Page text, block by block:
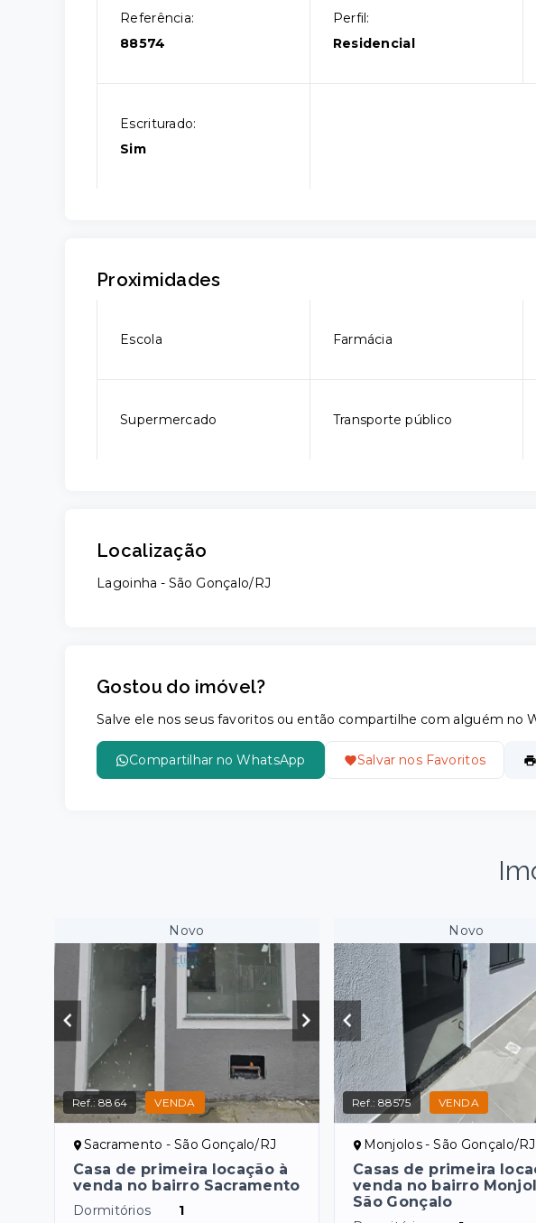
Referência:
88574
Perfil:
Residencial
Escriturado:
Sim
Proximidades
Escola Farmácia
Supermercado Transporte público
Localização
Lagoinha - São Gonçalo/RJ
Gostou do imóvel?
Salve ele nos seus favoritos ou então compartilhe com alguém no
Compartilhar no WhatsApp Salvar nos Favoritos
Novo
Ref.:8864 VENDA
Sacramento - São Gonçalo/RJ
Casa de primeira locação à
venda no bairro Sacramento
Dormitórios 1
Novo
Ref.:88575 VENDA
Monjolos - São Gonçalo/RJ
Casas de primeira
venda no bairro
São Gonçalo